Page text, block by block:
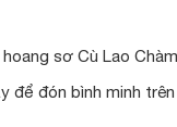
sơ Cù Lao
để đón bình minh